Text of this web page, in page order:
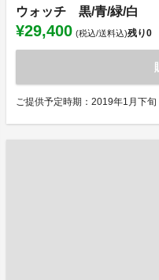
ウォッチ 黒/青/緑/白
¥29,400 (税込/送料込)残り0
ご提供予定時期：2019年1月下旬